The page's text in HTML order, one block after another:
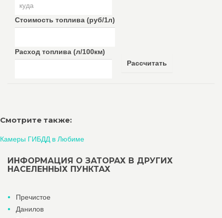
Стоимость топлива (руб/1л)
Расход топлива (л/100км)
Рассчитать
Смотрите также:
Камеры ГИБДД в Любиме
ИНФОРМАЦИЯ О ЗАТОРАХ В ДРУГИХ
НАСЕЛЕННЫХ ПУНКТАХ
Пречистое
Данилов